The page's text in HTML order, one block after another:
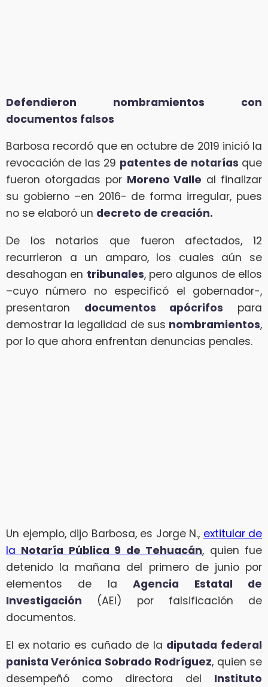
Defendieron nombramientos con
documentos falsos
Barbosa recordó que en octubre de 2019 inició la
revocación de las 29 patentes de notarías que
fueron otorgadas por Moreno Valle al finalizar
su gobierno –en 2016- de forma irregular, pues
no se elaboró un decreto de creación.
De los notarios que fueron afectados, 12
recurrieron a un amparo, los cuales aún se
desahogan en tribunales, pero algunos de ellos
–cuyo número no especificó el gobernador-,
presentaron documentos apócrifos para
demostrar la legalidad de sus nombramientos,
por lo que ahora enfrentan denuncias penales.
Un ejemplo, dijo Barbosa, es Jorge N., extitular de
la Notaría Pública 9 de Tehuacán, quien fue
detenido la mañana del primero de junio por
elementos de laAgencia Estatal de
Investigación (AEI) por falsificación de
documentos.
El ex notario es cuñado de la diputada federal
panista Verónica Sobrado Rodríguez, quien se
desempeñó como directora del Instituto